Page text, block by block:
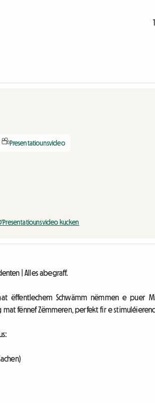
Presentatiounsvideo
kucken
| Alles abegraff.
ëffentlechem Schwämm nëmmen e puer
fënnef Zëmmeren, perfekt fir e